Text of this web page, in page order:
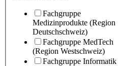
Fachgruppe
Medizinprodukte (Region
Deutschschweiz)
Fachgruppe MedTech
(Region Westschweiz)
Fachgruppe Informatik